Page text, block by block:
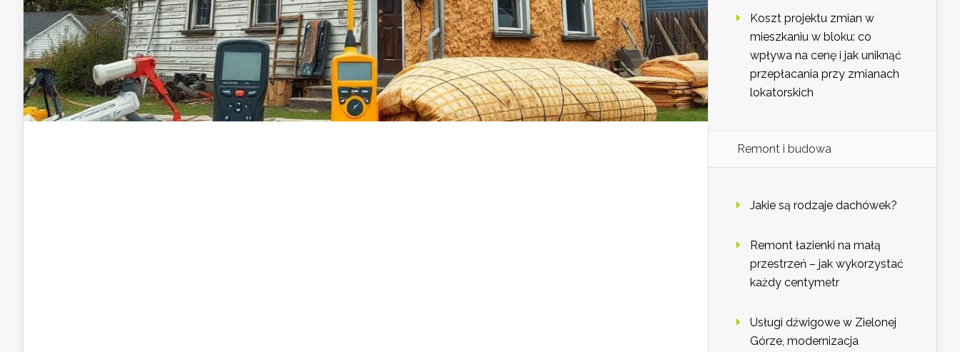
Koszt projektu zmian w
mieszkaniu w bloku: co
wpływa na cenę i jak uniknąć
przepłacania przy zmianach
lokatorskich
Remont i budowa
Jakie są rodzaje dachówek?
Remont łazienki na małą
przestrzeń – jak wykorzystać
każdy centymetr
Usługi dźwigowe w Zielonej
Górze, modernizacja